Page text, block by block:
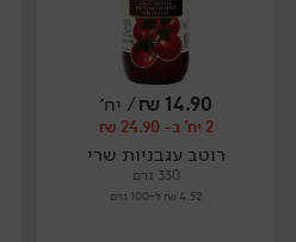
יח׳
14.90
₪/ יח׳
2 יח' ב- 24.90 ₪
רוטב עגבניות שרי
330 גרם
4.52 ₪ ל-100 גרם